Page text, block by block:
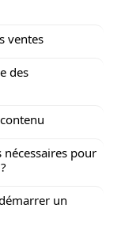
ventes
des
nécessaires pour
un